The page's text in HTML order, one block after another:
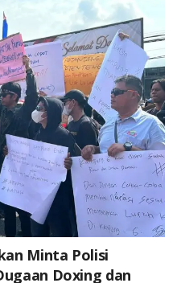
Minta Polisi
Doxing dan